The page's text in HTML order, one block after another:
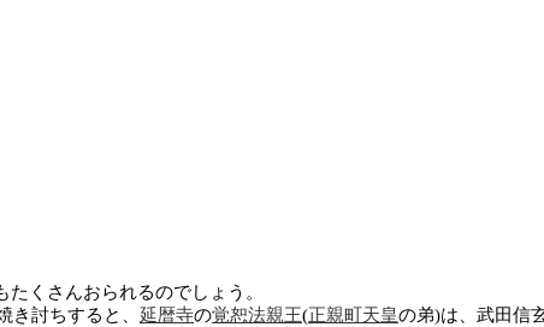
くさんおられるのでしょう。
き討ちすると、 延暦寺の覚恕法親王(正親町天皇の弟)は、武田信